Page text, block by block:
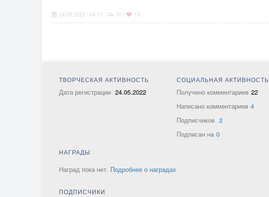
24.05.2022 71 10 13
ТВОРЧЕСКАЯ АКТИВНОСТЬ
Дата регистрации 24.05.2022
СОЦИАЛЬНАЯ АКТИВНОСТЬ
Получено комментариев 22
Написано комментариев 4
Подписчиков 2
Подписан на 0
НАГРАДЫ
Наград пока нет. Подробнее о наградах
ПОДПИСЧИКИ